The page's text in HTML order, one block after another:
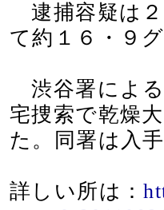
逮捕容疑は
て約１６・９
渋谷署によ
宅捜索で乾燥
た。同署は入
詳しい所は：